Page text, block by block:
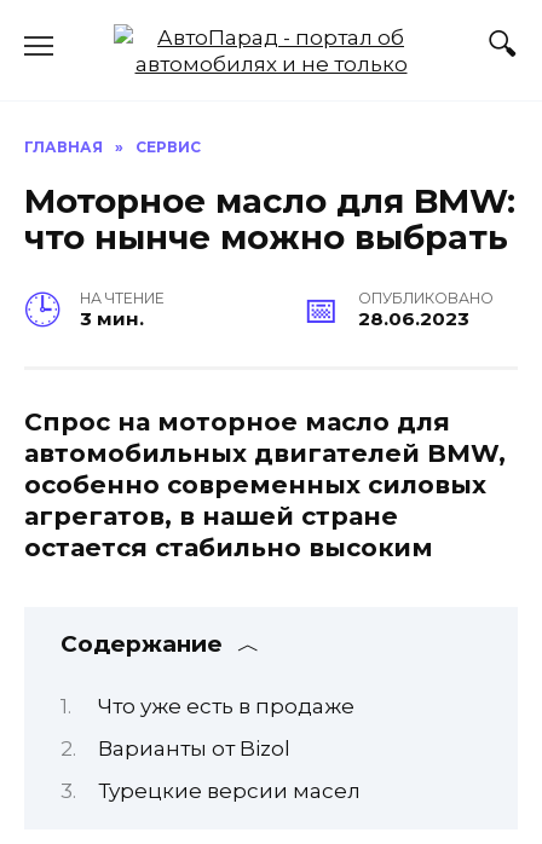
содержанию
ГЛАВНАЯ » СЕРВИС
Моторное масло для BMW:
что нынче можно выбрать
НА ЧТЕНИЕ
3 мин.
ОПУБЛИКОВАНО
28.06.2023
Спрос на моторное масло для
автомобильных двигателей BMW,
особенно современных силовых
агрегатов, в нашей стране
остается стабильно высоким
Содержание
Что уже есть в продаже
Варианты от Bizol
Турецкие версии масел